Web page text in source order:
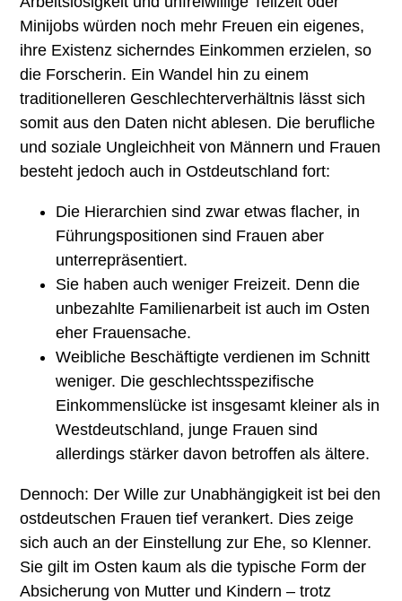
Minijobs würden noch mehr Freuen ein eigenes,
ihre Existenz sicherndes Einkommen erzielen, so
die Forscherin. Ein Wandel hin zu einem
traditionelleren Geschlechterverhältnis lässt sich
somit aus den Daten nicht ablesen. Die berufliche
und soziale Ungleichheit von Männern und Frauen
besteht jedoch auch in Ostdeutschland fort:
Die Hierarchien sind zwar etwas flacher, in
Führungspositionen sind Frauen aber
unterrepräsentiert.
Sie haben auch weniger Freizeit. Denn die
unbezahlte Familienarbeit ist auch im Osten
eher Frauensache.
Weibliche Beschäftigte verdienen im Schnitt
weniger. Die geschlechtsspezifische
Einkommenslücke ist insgesamt kleiner als in
Westdeutschland, junge Frauen sind
allerdings stärker davon betroffen als ältere.
Dennoch: Der Wille zur Unabhängigkeit ist bei den
ostdeutschen Frauen tief verankert. Dies zeige
sich auch an der Einstellung zur Ehe, so Klenner.
Sie gilt im Osten kaum als die typische Form der
Absicherung von Mutter und Kindern – trotz